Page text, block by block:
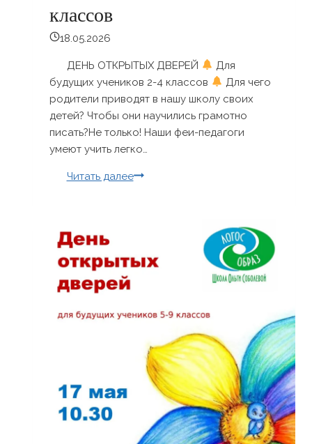
классов
18.05.2026
ДЕНЬ ОТКРЫТЫХ ДВЕРЕЙ
Для
будущих учеников 2-4 классов
Для чего
родители приводят в нашу школу своих
детей? Чтобы они научились грамотно
писать?Не только! Наши феи-педагоги
умеют учить легко…
Читать далее
учеников
классов